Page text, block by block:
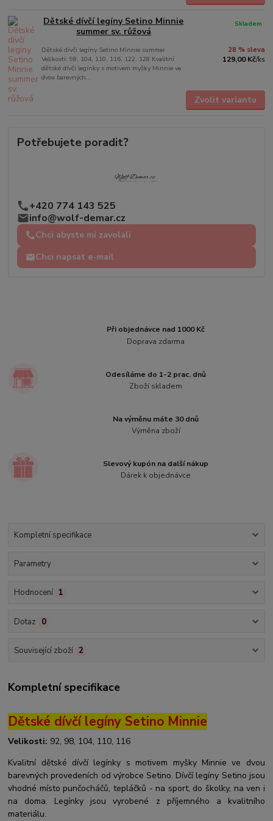
Dětské dívčí legíny Setino Minnie
summer sv. růžová
Dětské dívčí legíny Setino Minnie summer
Velikosti: 98, 104, 110, 116, 122, 128 Kvalitní
dětské dívčí legínky s motivem myšky Minnie ve
dvou barevných...
28 % sleva
129,00 Kč/ks
Skladem
Zvolit variantu
Potřebujete poradit?
+420 774 143 525
info@wolf-demar.cz
Chci abyste mi zavolali
Chci napsat e-mail
Při objednávce nad 1000 Kč
Doprava zdarma
Odesíláme do 1-2 prac. dnů
Zboží skladem
Na výměnu máte 30 dnů
Výměna zboží
Slevový kupón na další nákup
Dárek k objednávce
Kompletní specifikace
Parametry
Hodnocení 1
Dotaz 0
Související zboží 2
Kompletní specifikace
Dětské dívčí legíny Setino Minnie
Velikosti: 92, 98, 104, 110, 116
Kvalitní dětské dívčí legínky s motivem myšky Minnie ve dvou
barevných provedeních od výrobce Setino. Dívčí legíny Setino jsou
vhodné místo punčocháčů, tepláčků - na sport, do školky, na ven i
na doma. Legínky jsou vyrobené z příjemného a kvalitního
materiálu.